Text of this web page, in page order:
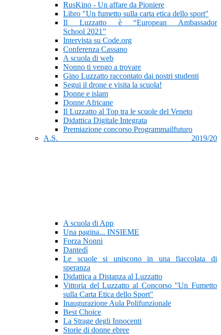
RusKino - Un affare da Pioniere
Libro "Un fumetto sulla carta etica dello sport"
Il Luzzatto è “European Ambassador
School 2021”
Intervista su Code.org
Conferenza Cassano
A scuola di web
Nonno ti vengo a trovare
Gino Luzzatto raccontato dai nostri studenti
Segui il drone e visita la scuola!
Donne e islam
Donne Africane
Il Luzzatto al Top tra le scuole del Veneto
Didattica Digitale Integrata
Premiazione concorso Programmailfuturo
A.S. 2019/20
A scuola di App
Una pagina... INSIEME
Forza Nonni
Dantedì
Le scuole si uniscono in una fiaccolata di
speranza
Didattica a Distanza al Luzzatto
Vittoria del Luzzatto al Concorso "Un Fumetto
sulla Carta Etica dello Sport"
Inaugurazione Aula Polifunzionale
Best Choice
La Strage degli Innocenti
Storie di donne ebree